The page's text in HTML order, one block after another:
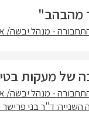
מהבהב"
- מנהל יבשה/
של מעקות
- מנהל יבשה/
ד"ר בני פרישר